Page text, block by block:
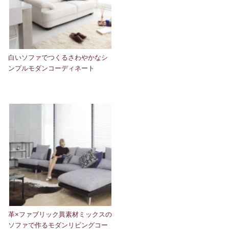
白いソファでつくるさわやかなシ
ンプルモダンコーディネート
革×ファブリック異素材ミックスの
ソファで作るモダンリビングコー